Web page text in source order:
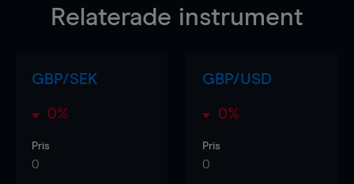
Relaterade instrument
GBP/SEK
0%
Pris
0
GBP/USD
0%
Pris
0